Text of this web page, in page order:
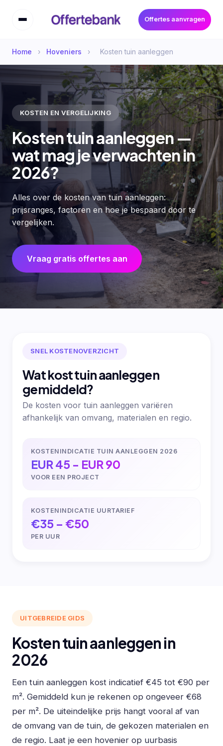
Offertes aanvragen
Home › Hoveniers › Kosten tuin aanleggen
KOSTEN EN VERGELIJKING
Kosten tuin aanleggen —
wat mag je verwachten in
2026?
Alles over de kosten van tuin aanleggen:
prijsranges, factoren en hoe je bespaard door te
vergelijken.
Vraag gratis offertes aan
SNEL KOSTENOVERZICHT
Wat kost tuin aanleggen
gemiddeld?
De kosten voor tuin aanleggen variëren
afhankelijk van omvang, materialen en regio.
KOSTENINDICATIE TUIN AANLEGGEN 2026
EUR 45 - EUR 90
VOOR EEN PROJECT
KOSTENINDICATIE UURTARIEF
€35 – €50
PER UUR
UITGEBREIDE GIDS
Kosten tuin aanleggen in
2026
Een tuin aanleggen kost indicatief €45 tot €90 per
m². Gemiddeld kun je rekenen op ongeveer €68
per m². De uiteindelijke prijs hangt vooral af van
de omvang van de tuin, de gekozen materialen en
de regio. Laat je een hovenier op uurbasis